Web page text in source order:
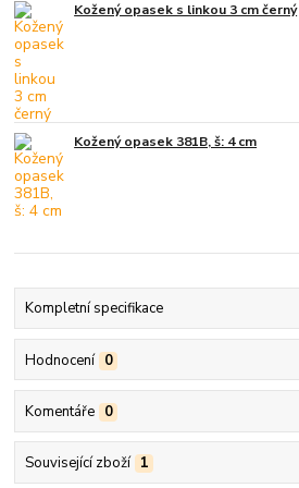
Kožený opasek s linkou 3 cm černý
Kožený opasek 381B, š: 4 cm
Kompletní specifikace
Hodnocení 0
Komentáře 0
Související zboží 1